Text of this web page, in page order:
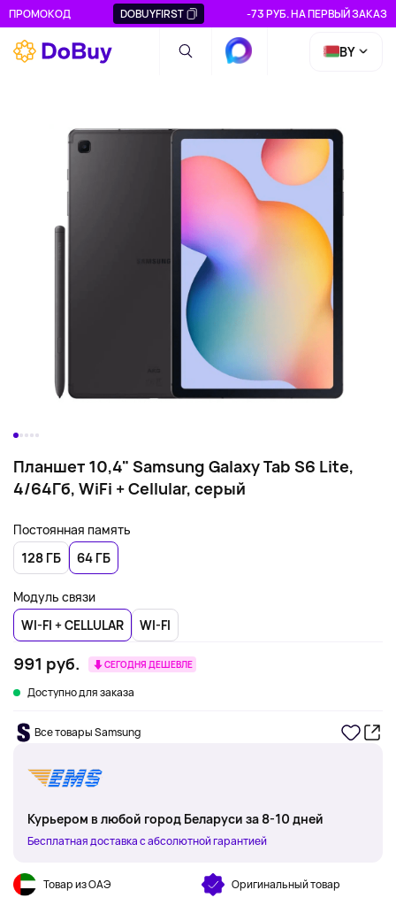
ПРОМОКОД DOBUYFIRST -73 РУБ. НА ПЕРВЫЙ ЗАКАЗ
BY
Планшет 10,4" Samsung Galaxy Tab S6 Lite,
4/64Гб, WiFi + Cellular, серый
Постоянная память
128 ГБ
64 ГБ
Модуль связи
WI-FI + CELLULAR
WI-FI
991 руб. СЕГОДНЯ ДЕШЕВЛЕ
Доступно для заказа
Все товары Samsung
Курьером в любой город Беларуси за 8-10 дней
Бесплатная доставка с абсолютной гарантией
Товар из ОАЭ Оригинальный товар